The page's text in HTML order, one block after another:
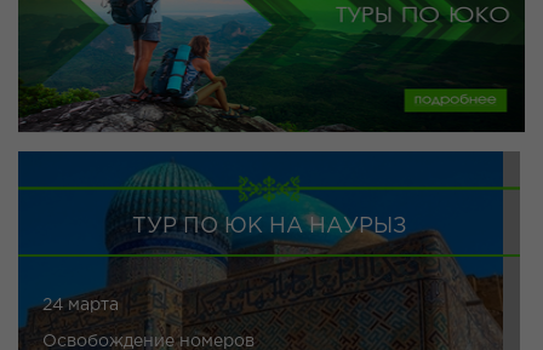
ТУР ПО ЮК НА НАУРЫЗ
24 марта
Освобождение номеров